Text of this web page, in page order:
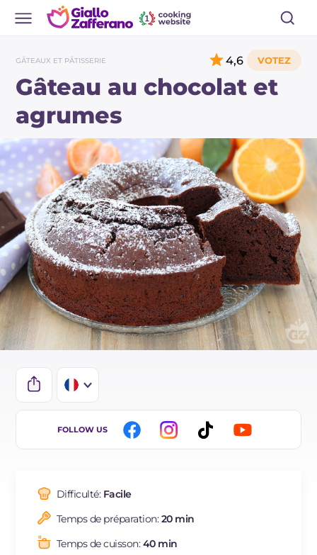
GÂTEAUX ET PÂTISSERIE
Gâteau au chocolat et
agrumes
4,6
IT
ES
BR
NL
FOLLOW US
Difficulté: Facile
Temps de préparation:20 min
Temps de cuisson:40 min